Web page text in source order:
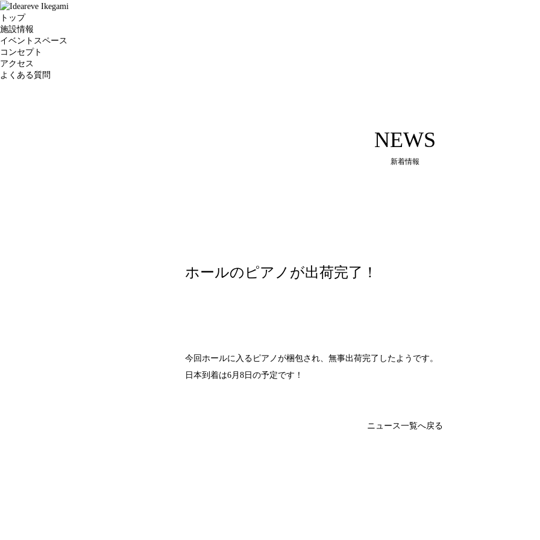
トップ
施設情報
イベントスペース
コンセプト
アクセス
よくある質問
NEWS
新着情報
ホールのピアノが出荷完了！
今回ホールに入るピアノが梱包され、無事出荷完了したようです。
日本到着は6月8日の予定です！
ニュース一覧へ戻る